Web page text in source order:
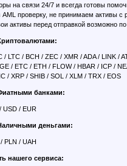
на связи 24/7 и всегда готовы
проверку, не принимаем активы с
активы перед отправкой возможно
/ LTC / BCH / ZEC / XMR / ADA / LINK /
/ ETC / ETH / FLOW / HBAR / ICP /
/ XRP / SHIB / SOL / XLM / TRX / EOS
банками:
USD / EUR
деньгами:
PLN / UAH
нашего сервиса: